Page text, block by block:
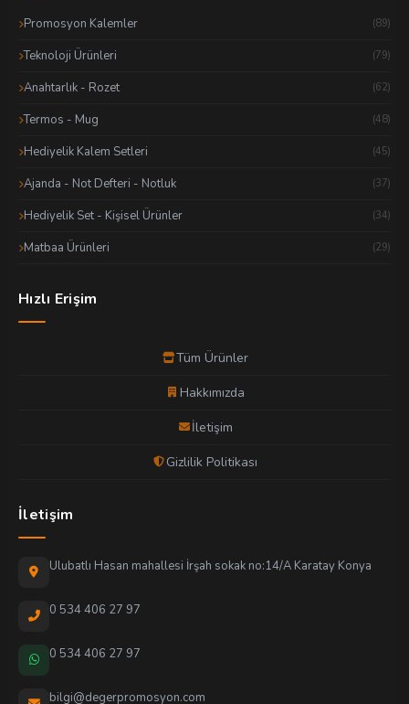
Promosyon Kalemler (89)
Teknoloji Ürünleri (79)
Anahtarlık - Rozet (62)
Termos - Mug (48)
Hediyelik Kalem Setleri (45)
Ajanda - Not Defteri - Notluk (37)
Hediyelik Set - Kişisel Ürünler (34)
Matbaa Ürünleri (29)
Hızlı Erişim
Tüm Ürünler
Hakkımızda
İletişim
Gizlilik Politikası
İletişim
Ulubatlı Hasan mahallesi İrşah sokak no:14/A Karatay Konya
0 534 406 27 97
0 534 406 27 97
bilgi@degerpromosyon.com